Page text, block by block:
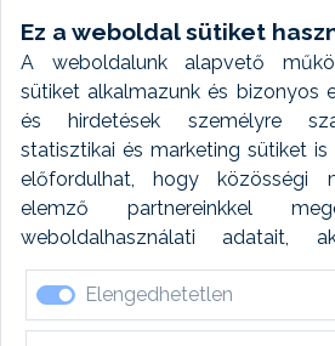
Ez a weboldal sütiket
A weboldalunk alapvető
sütiket alkalmazunk és bizonyos
és hirdetések személyre
statisztikai és marketing sütiket is
előfordulhat, hogy közösségi
elemző partnereinkkel
weboldalhasználati adatait,
forrásokból gyűjtött adatokkal
elfogadásával kapcsolatosan
ezen adatokat 6 hónap után
Elengedhetetlen
Weboldal
Fényképtár extra
Autómosó